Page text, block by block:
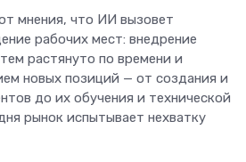
мнения, что ИИ вызовет
рабочих мест: внедрение
растянуто по времени и
новых позиций — от создания и
до их обучения и технической
рынок испытывает нехватку